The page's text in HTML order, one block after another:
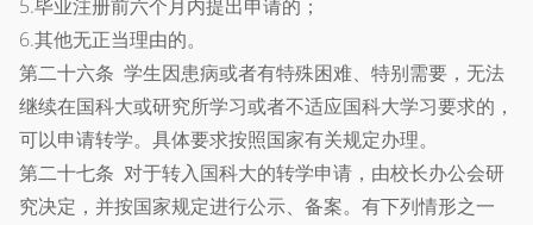
5.毕业注册前六个月内提出申请的；
6.其他无正当理由的。
第二十六条 学生因患病或者有特殊困难、特别需要，无法
继续在国科大或研究所学习或者不适应国科大学习要求的，
可以申请转学。具体要求按照国家有关规定办理。
第二十七条 对于转入国科大的转学申请，由校长办公会研
究决定，并按国家规定进行公示、备案。有下列情形之一